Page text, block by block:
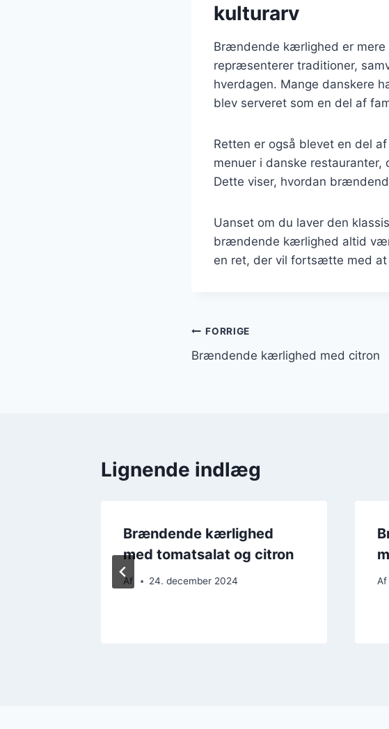
kulturarv
Brændende kærlighed er mere
repræsenterer traditioner,
hverdagen. Mange danskere
blev serveret som en del af
Retten er også blevet en del
menuer i danske
Dette viser, hvordan
Uanset om du laver den
brændende kærlighed altid
en ret, der vil fortsætte med at
Indlægsnavigation
FORRIGE
Brændende kærlighed med citron
Lignende indlæg
Brændende kærlighed
med tomatsalat og citron
Af 24. december 2024 Af